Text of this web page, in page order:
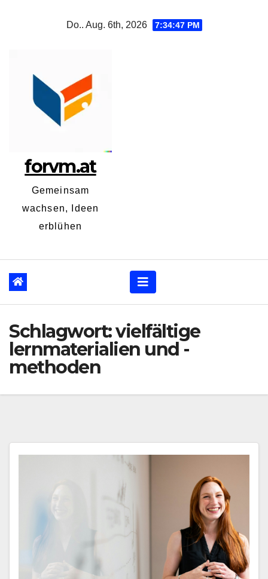
Do.. Aug. 6th, 2026 7:34:48 PM
forvm.at
Gemeinsam
wachsen, Ideen
erblühen
Schlagwort:vielfältige
lernmaterialien und -
methoden